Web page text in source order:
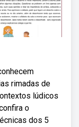
rimadas de
lúdicos
o
dos 5